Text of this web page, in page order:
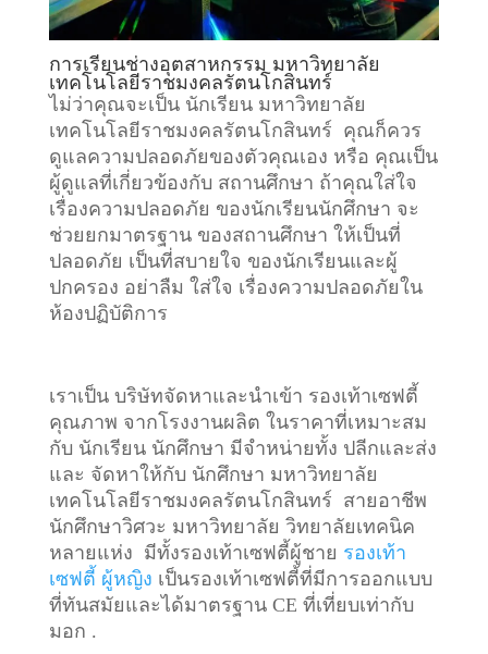
การเรียนช่างอุตสาหกรรม มหาวิทยาลัย
เทคโนโลยีราชมงคลรัตนโกสินทร์
ไม่ว่าคุณจะเป็น นักเรียน มหาวิทยาลัย
เทคโนโลยีราชมงคลรัตนโกสินทร์ คุณก็ควร
ดูแลความปลอดภัยของตัวคุณเอง หรือ คุณเป็น
ผู้ดูแลที่เกี่ยวข้องกับ สถานศึกษา ถ้าคุณใส่ใจ
เรื่องความปลอดภัย ของนักเรียนนักศึกษา จะ
ช่วยยกมาตรฐาน ของสถานศึกษา ให้เป็นที่
ปลอดภัย เป็นที่สบายใจ ของนักเรียนและผู้
ปกครอง อย่าลืม ใส่ใจ เรื่องความปลอดภัยใน
ห้องปฏิบัติการ
เราเป็น บริษัทจัดหาและนำเข้า รองเท้าเซฟตี้
คุณภาพ จากโรงงานผลิต ในราคาที่เหมาะสม
กับ นักเรียน นักศึกษา มีจำหน่ายทั้ง ปลีกและส่ง
และ จัดหาให้กับ นักศึกษา มหาวิทยาลัย
เทคโนโลยีราชมงคลรัตนโกสินทร์ สายอาชีพ
นักศึกษาวิศวะ มหาวิทยาลัย วิทยาลัยเทคนิค
หลายแห่ง มีทั้งรองเท้าเซฟตี้ผู้ชาย รองเท้า
เซฟตี้ ผู้หญิง เป็นรองเท้าเซฟตี้ที่มีการออกแบบ
ที่ทันสมัยและได้มาตรฐาน CE ที่เที่ยบเท่ากับ
มอก .